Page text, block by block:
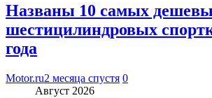
Названы 10 самых
шестицилиндровых
года
Motor.ru2 месяца спустя 0
Август 2026